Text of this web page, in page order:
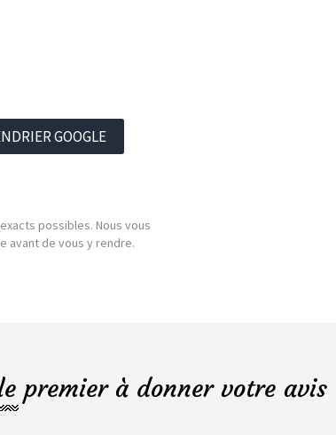
GOOGLE
possibles. Nous vous
avant de vous y rendre.
premier à donner votre